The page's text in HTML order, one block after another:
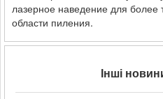
лазерное наведение для более
области пиления.
Інші